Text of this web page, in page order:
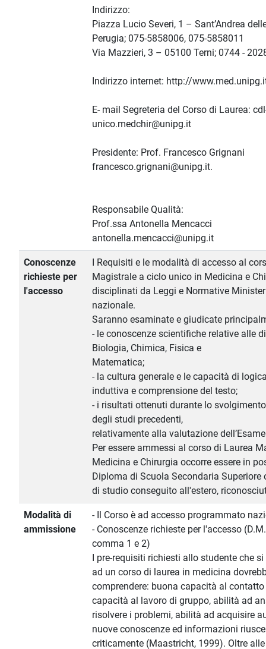
Indirizzo:
Piazza Lucio Severi, 1 – Sant’Andrea
Perugia; 075-5858006, 075-5858011
Via Mazzieri, 3 – 05100 Terni; 0744 -
Indirizzo internet: http://
E- mail Segreteria del Corso di Laurea:
unico.medchir@unipg.it
Presidente: Prof. Francesco Grignani
francesco.grignani@unipg.it.
Responsabile Qualità:
Prof.ssa Antonella Mencacci
antonella.mencacci@unipg.it
Conoscenze
richieste per
l'accesso
I Requisiti e le modalità di accesso al
Magistrale a ciclo unico in Medicina e
disciplinati da Leggi e Normative
nazionale.
Saranno esaminate e giudicate
- le conoscenze scientifiche relative alle
Biologia, Chimica, Fisica e
Matematica;
- la cultura generale e le capacità di
induttiva e comprensione del testo;
- i risultati ottenuti durante lo
degli studi precedenti,
relativamente alla valutazione
Per essere ammessi al corso di Laurea
Medicina e Chirurgia occorre essere in
Diploma di Scuola Secondaria
di studio conseguito all'estero,
Modalità di
ammissione
- Il Corso è ad accesso programmato
- Conoscenze richieste per l'accesso
comma 1 e 2)
I pre-requisiti richiesti allo studente che
ad un corso di laurea in medicina
comprendere: buona capacità al
capacità al lavoro di gruppo, abilità ad
risolvere i problemi, abilità ad acquisire
nuove conoscenze ed informazioni
criticamente (Maastricht, 1999). Oltre